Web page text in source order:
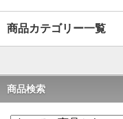
商品カテゴリー一覧
商品検索